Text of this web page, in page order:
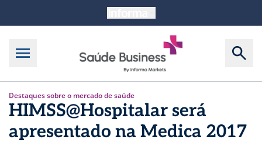
Destaques sobre o mercado de saúde
HIMSS@Hospitalar será
apresentado na Medica 2017